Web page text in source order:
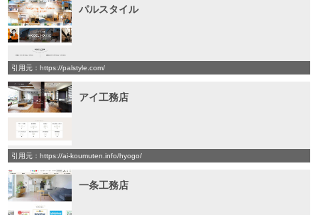
パルスタイル
引用元：https://palstyle.com/
アイ工務店
引用元：https://ai-koumuten.info/hyogo/
一条工務店